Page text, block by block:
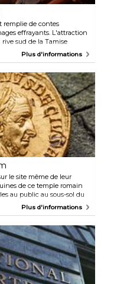
remplie de contes
effrayants. L'attraction
sud de la Tamise
sanglantes. À
à 360° et d'une
travers 1 000 ans du passé
de la ville. Faites
et Sweeney Todd sur le
attraction pour les âmes
Plus d'informations
le site même de leur
de ce temple romain
au public au sous-sol du
au numéro 12 de
sont proposées et
L'entrée est gratuite.
Plus d'informations